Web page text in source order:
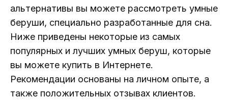
альтернативы вы можете рассмотреть умные
беруши, специально разработанные для сна.
Ниже приведены некоторые из самых
популярных и лучших умных беруш, которые
вы можете купить в Интернете.
Рекомендации основаны на личном опыте, а
также положительных отзывах клиентов.